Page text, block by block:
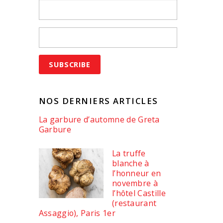
NOS DERNIERS ARTICLES
La garbure d’automne de Greta
Garbure
La truffe
blanche à
l’honneur en
novembre à
l’hôtel Castille
(restaurant
Assaggio), Paris 1er